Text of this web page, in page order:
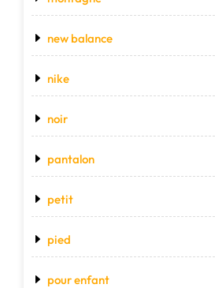
new balance
nike
noir
pantalon
petit
pied
pour enfant